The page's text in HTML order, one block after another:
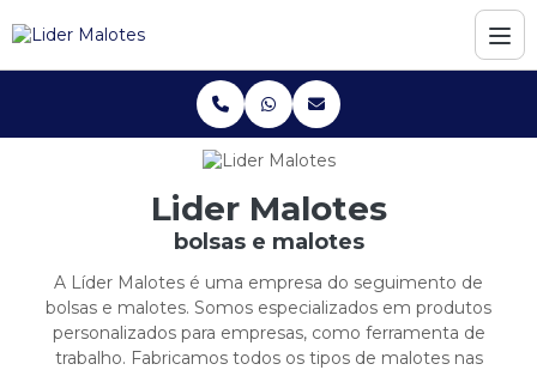
Lider Malotes
bolsas e malotes
A Líder Malotes é uma empresa do seguimento de
bolsas e malotes. Somos especializados em produtos
personalizados para empresas, como ferramenta de
trabalho. Fabricamos todos os tipos de malotes nas